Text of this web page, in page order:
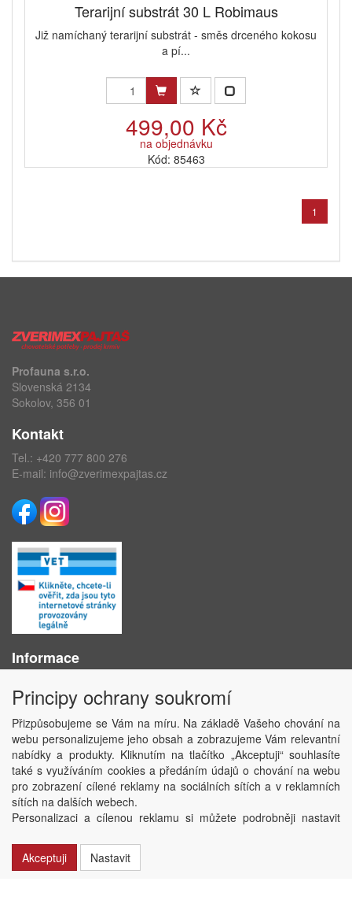
Terarijní substrát 30 L Robimaus
Již namíchaný terarijní substrát - směs drceného kokosu
a pí...
499,00 Kč
na objednávku
Kód: 85463
1
Profauna s.r.o.
Slovenská 2134
Sokolov, 356 01
Kontakt
Tel.: +420 777 800 276
E-mail: info@zverimexpajtas.cz
Informace
Obchodní podmínky
Ochrana osobních údajů
Kontakt
Losování účtenek
Aktuality
Nastavení soukromí
Copyright © ABRA Software a.s. 2020
Principy ochrany soukromí
Přizpůsobujeme se Vám na míru. Na základě Vašeho chování na
webu personalizujeme jeho obsah a zobrazujeme Vám relevantní
nabídky a produkty. Kliknutím na tlačítko „Akceptuji“ souhlasíte
také s využíváním cookies a předáním údajů o chování na webu
pro zobrazení cílené reklamy na sociálních sítích a v reklamních
sítích na dalších webech.
Personalizaci a cílenou reklamu si můžete podrobněji nastavit
Akceptuji
Nastavit